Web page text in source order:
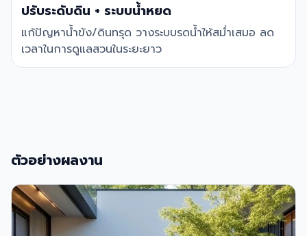
ปรับระดับดิน + ระบบน้ำหยด
แก้ปัญหาน้ำขัง/ดินทรุด วางระบบรดน้ำให้สม่ำเสมอ ลด
เวลาในการดูแลสวนในระยะยาว
ตัวอย่างผลงาน